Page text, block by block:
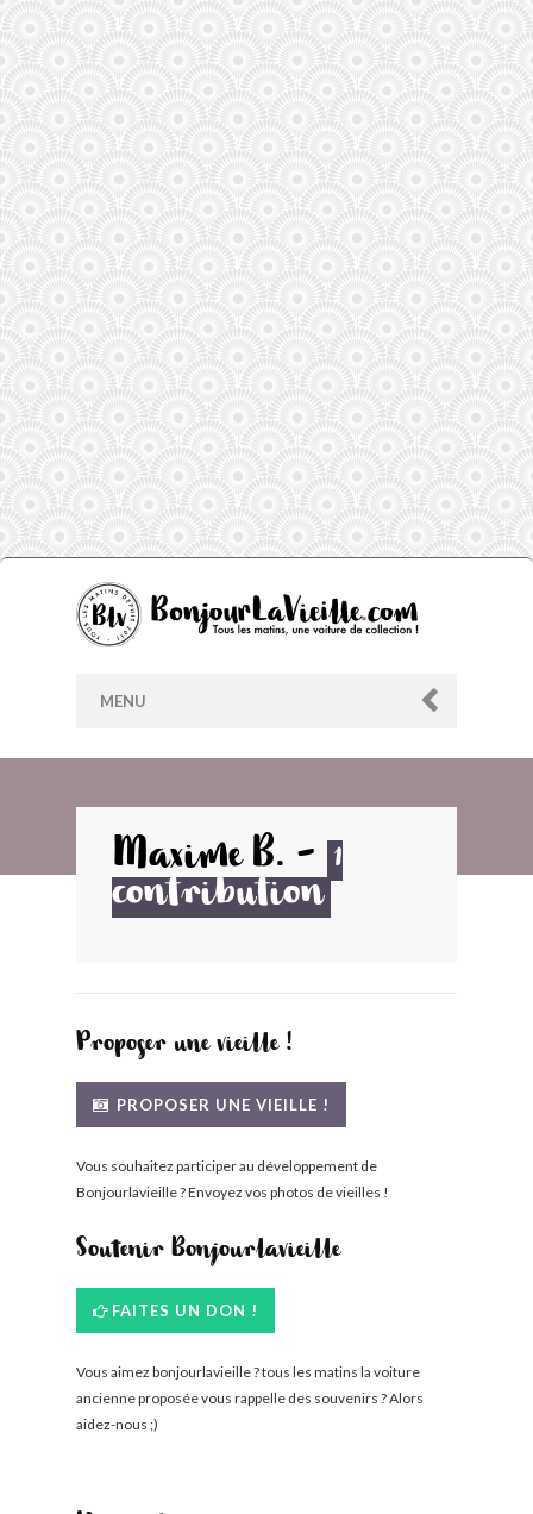
MENU
ARCHIVES
Maxime B. - 1
contribution
Proposer une vieille !
PROPOSER UNE VIEILLE !
Vous souhaitez participer au développement de
Bonjourlavieille ? Envoyez vos photos de vieilles !
Soutenir Bonjourlavieille
FAITES UN DON !
Vous aimez bonjourlavieille ? tous les matins la voiture
ancienne proposée vous rappelle des souvenirs ? Alors
aidez-nous ;)